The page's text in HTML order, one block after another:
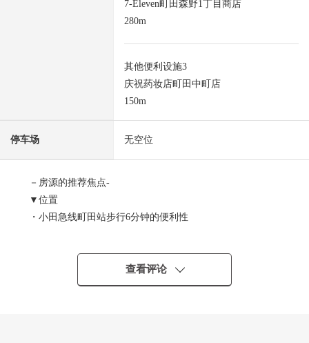
7-Eleven町田森野1丁目商店
280m
其他便利设施3
庆祝药妆店町田中町店
150m
停车场 无空位
－房源的推荐焦点-
▼位置
・小田急线町田站步行6分钟的便利性
▼Mansion的特徴
・2018年4月築的三井不动产RESIDENTIAL开发并分售
查看评论